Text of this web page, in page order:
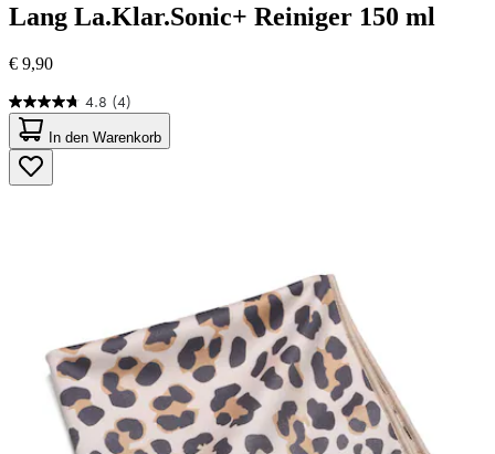
Lang La.Klar.Sonic+ Reiniger 150 ml
€ 9,90
4.8 (4)
4.8
von
5
Sternen.
4
In den Warenkorb